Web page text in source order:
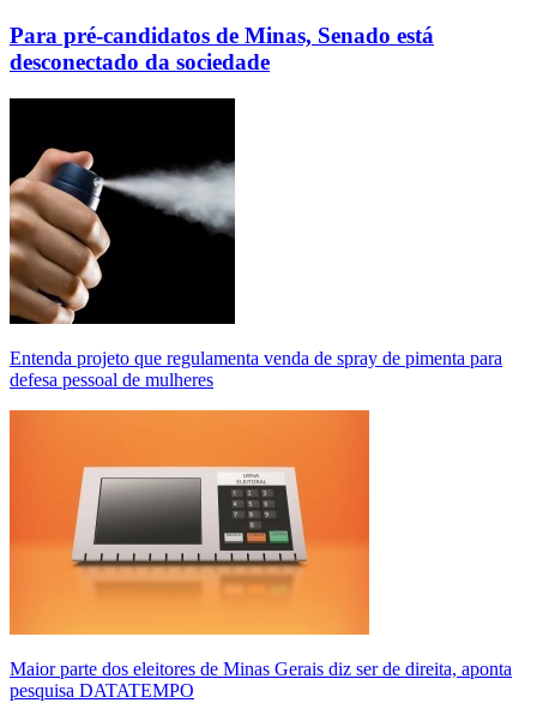
Para pré-candidatos de Minas, Senado está
desconectado da sociedade
Entenda projeto que regulamenta venda de spray de pimenta para
defesa pessoal de mulheres
Maior parte dos eleitores de Minas Gerais diz ser de direita, aponta
pesquisa DATATEMPO